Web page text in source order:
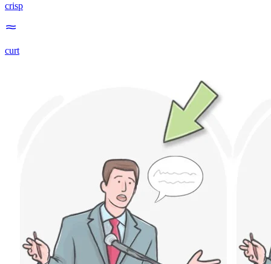
crisp
curt